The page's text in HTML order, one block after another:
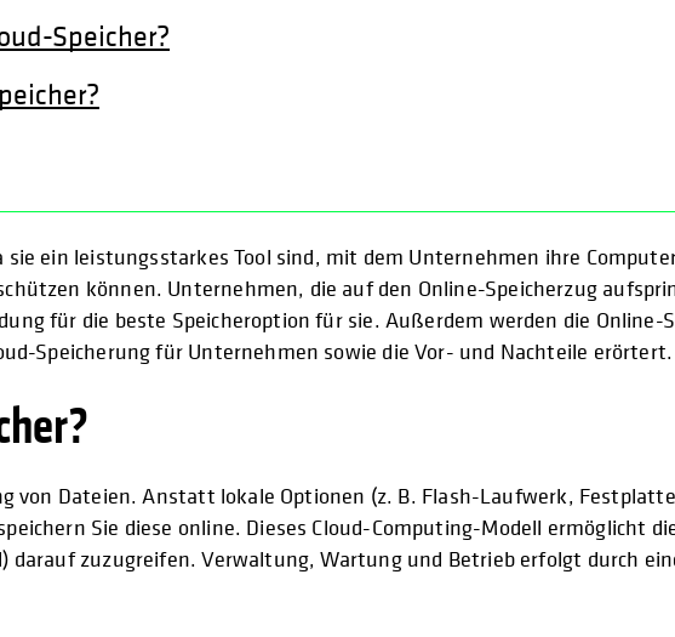
Speicher?
sie ein leistungsstarkes Tool sind, mit dem Unternehmen ihre
können. Unternehmen, die auf den Online-Speicherzug
für die beste Speicheroption für sie. Außerdem werden die
Speicherung für Unternehmen sowie die Vor- und Nachteile erörtert.
von Dateien. Anstatt lokale Optionen (z. B. Flash-Laufwerk,
Sie diese online. Dieses Cloud-Computing-Modell ermöglicht
darauf zuzugreifen. Verwaltung, Wartung und Betrieb erfolgt durch